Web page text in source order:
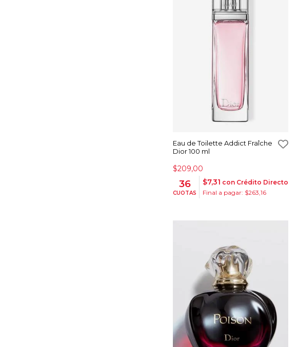
Eau de Toilette Addict Fraîche
Dior 100 ml
$209,00
36
CUOTAS
$7,31 con Crédito Directo
Final a pagar: $263,16